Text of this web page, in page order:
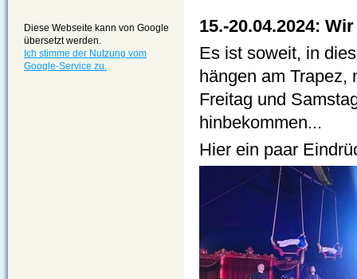
Diese Webseite kann von Google
übersetzt werden.
Ich stimme der Nutzung vom
Google-Service zu.
15.-20.04.2024:
Es ist soweit, in
hängen am Trapez,
Freitag und
hinbekommen...
Hier ein paar